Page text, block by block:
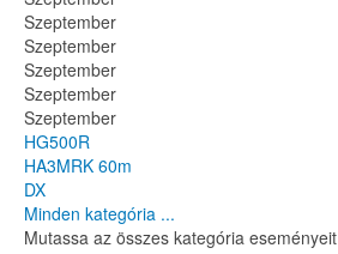
Szeptember
Szeptember
Szeptember
Szeptember
Szeptember
HG500R
HA3MRK 60m
DX
Minden kategória ...
Mutassa az összes kategória eseményeit